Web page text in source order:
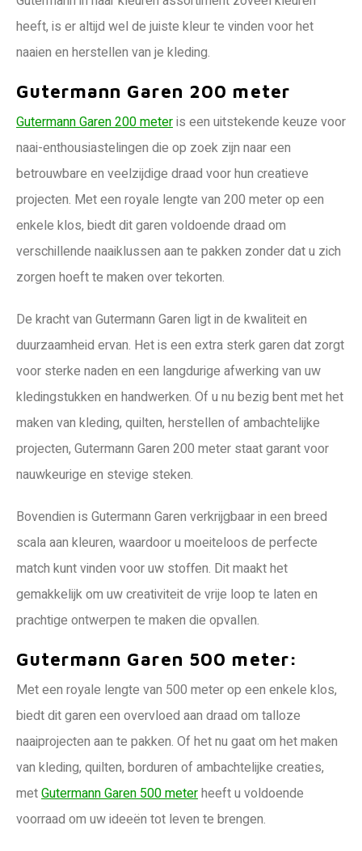
heeft, is er altijd wel de juiste kleur te vinden voor het
naaien en herstellen van je kleding.
Gutermann Garen 200 meter
Gutermann Garen 200 meteris een uitstekende keuze voor
naai-enthousiastelingen die op zoek zijn naar een
betrouwbare en veelzijdige draad voor hun creatieve
projecten. Met een royale lengte van 200 meter op een
enkele klos, biedt dit garen voldoende draad om
verschillende naaiklussen aan te pakken zonder dat u zich
zorgen hoeft te maken over tekorten.
De kracht van Gutermann Garen ligt in de kwaliteit en
duurzaamheid ervan. Het is een extra sterk garen dat zorgt
voor sterke naden en een langdurige afwerking van uw
kledingstukken en handwerken. Of u nu bezig bent met het
maken van kleding, quilten, herstellen of ambachtelijke
projecten, Gutermann Garen 200 meter staat garant voor
nauwkeurige en stevige steken.
Bovendien is Gutermann Garen verkrijgbaar in een breed
scala aan kleuren, waardoor u moeiteloos de perfecte
match kunt vinden voor uw stoffen. Dit maakt het
gemakkelijk om uw creativiteit de vrije loop te laten en
prachtige ontwerpen te maken die opvallen.
Gutermann Garen 500 meter:
Met een royale lengte van 500 meter op een enkele klos,
biedt dit garen een overvloed aan draad om talloze
naaiprojecten aan te pakken. Of het nu gaat om het maken
van kleding, quilten, borduren of ambachtelijke creaties,
metGutermann Garen 500 meterheeft u voldoende
voorraad om uw ideeën tot leven te brengen.